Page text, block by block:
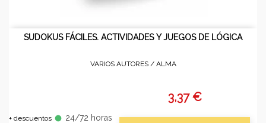
SUDOKUS FÁCILES. ACTIVIDADES Y JUEGOS DE LÓGICA
VARIOS AUTORES / ALMA
+ descuentos fiber_manual_record 24/72 horas
3,37 €